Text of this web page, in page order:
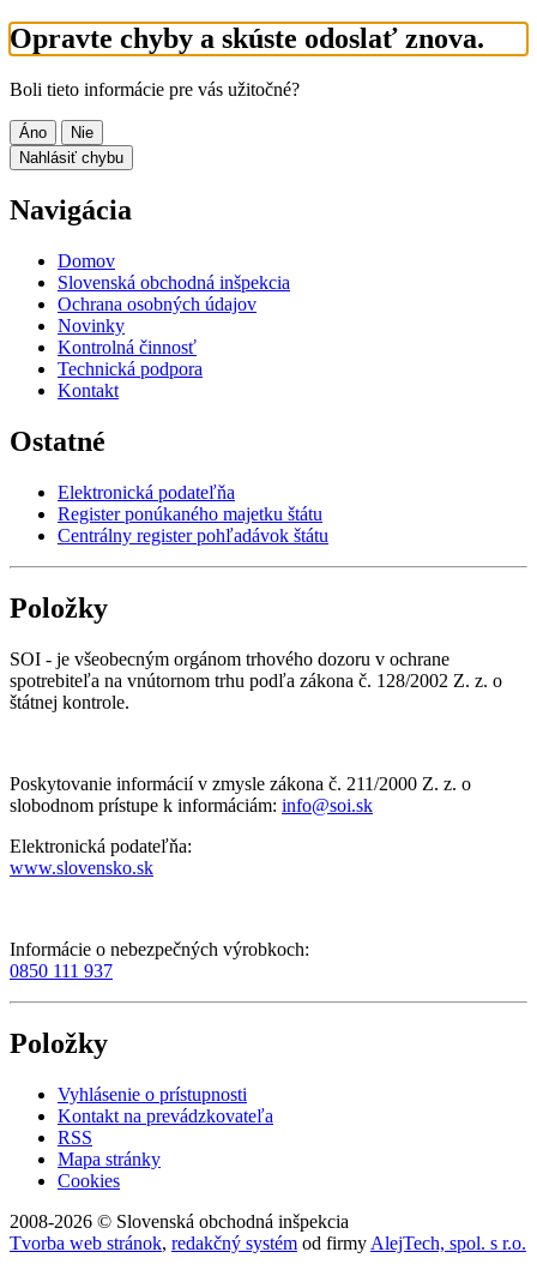
Opravte chyby a skúste odoslať znova.
Boli tieto informácie pre vás užitočné?
Áno
Nie
Nahlásiť chybu
Navigácia
Domov
Slovenská obchodná inšpekcia
Ochrana osobných údajov
Novinky
Kontrolná činnosť
Technická podpora
Kontakt
Ostatné
Elektronická podateľňa
Register ponúkaného majetku štátu
Centrálny register pohľadávok štátu
Položky
SOI - je všeobecným orgánom trhového dozoru v ochrane
spotrebiteľa na vnútornom trhu podľa zákona č. 128/2002 Z. z. o
štátnej kontrole.
Poskytovanie informácií v zmysle zákona č. 211/2000 Z. z. o
slobodnom prístupe k informáciám: info@soi.sk
Elektronická podateľňa:
www.slovensko.sk
Informácie o nebezpečných výrobkoch:
0850 111 937
Položky
Vyhlásenie o prístupnosti
Kontakt na prevádzkovateľa
RSS
Mapa stránky
Cookies
2008-2026 © Slovenská obchodná inšpekcia
Tvorba web stránok, redakčný systém od firmy AlejTech, spol. s r.o.